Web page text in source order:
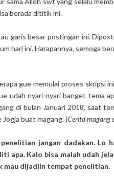
berada dititik ini.
garis besar postingan ini.
hari ini. Harapannya, semoga
gue memulai proses skripsi
udah nyari-nyari banget tema
di bulan Januari 2018, saat
buat magang. (Cerita magang
jangan dadakan. Lo
apa. Kalo bisa malah udah
mau dijadiin tempat penelitian.